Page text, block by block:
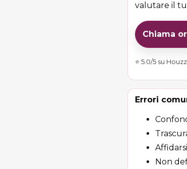
valutare il
Chiama
⭐ 5.0/5 su
Errori
Non